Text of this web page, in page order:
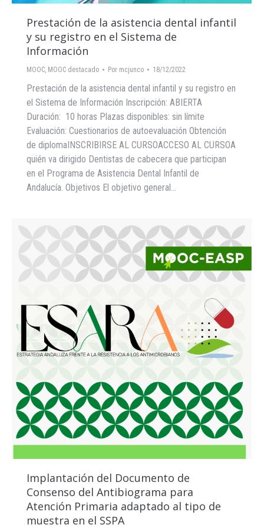
Prestación de la asistencia dental infantil
y su registro en el Sistema de
Información
MOOC, MOOC destacado Por mcjunco 18/12/2022
Prestación de la asistencia dental infantil y su registro en
el Sistema de Información Inscripción: ABIERTA
Duración: 10 horas Plazas disponibles: sin límite
Evaluación: Cuestionarios de autoevaluación Obtención
de diplomaINSCRIBIRSE AL CURSOACCESO AL CURSOA
quién va dirigido Dentistas de cabecera que participan
en el Programa de Asistencia Dental Infantil de
Andalucía. Objetivos El objetivo general…
Implantación del Documento de
Consenso del Antibiograma para
Atención Primaria adaptado al tipo de
muestra en el SSPA